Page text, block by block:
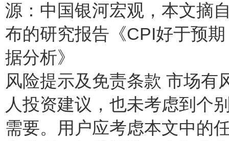
源：中国银河宏观，本文摘
布的研究报告《CPI好于预
据分析》
风险提示及免责条款 市场有
人投资建议，也未考虑到个
需要。用户应考虑本文中的